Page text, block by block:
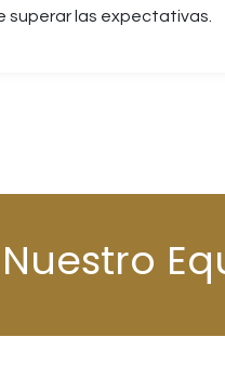
superar las expectativas.
Nuestro